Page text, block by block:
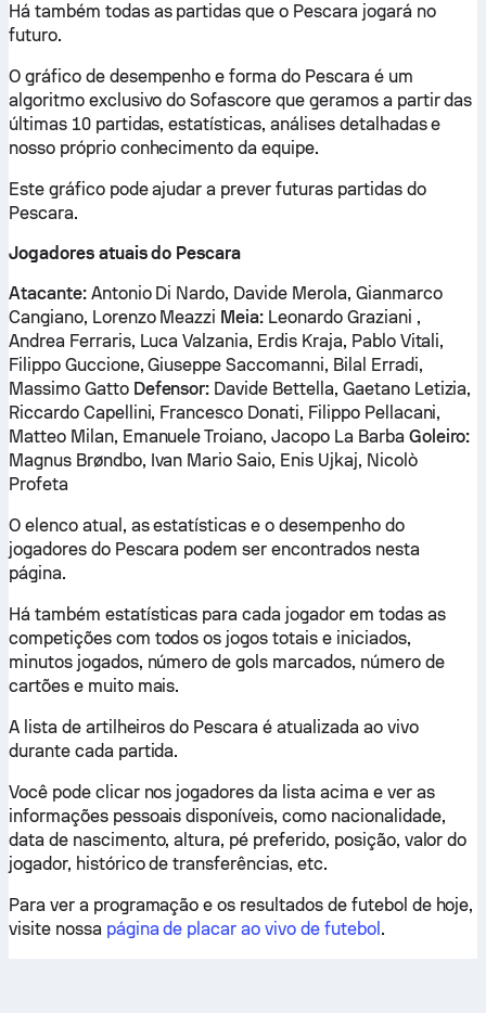
Há também todas as partidas que o Pescara jogará no
futuro.
O gráfico de desempenho e forma do Pescara é um
algoritmo exclusivo do Sofascore que geramos a partir das
últimas 10 partidas, estatísticas, análises detalhadas e
nosso próprio conhecimento da equipe.
Este gráfico pode ajudar a prever futuras partidas do
Pescara.
Jogadores atuais do Pescara
Atacante:Antonio Di Nardo, Davide Merola, Gianmarco
Cangiano, Lorenzo Meazzi Meia: Leonardo Graziani ,
Andrea Ferraris, Luca Valzania, Erdis Kraja, Pablo Vitali,
Filippo Guccione, Giuseppe Saccomanni, Bilal Erradi,
Massimo Gatto Defensor: Davide Bettella, Gaetano Letizia,
Riccardo Capellini, Francesco Donati, Filippo Pellacani,
Matteo Milan, Emanuele Troiano, Jacopo La Barba Goleiro:
Magnus Brøndbo, Ivan Mario Saio, Enis Ujkaj, Nicolò
Profeta
O elenco atual, as estatísticas e o desempenho do
jogadores do Pescara podem ser encontrados nesta
página.
Há também estatísticas para cada jogador em todas as
competições com todos os jogos totais e iniciados,
minutos jogados, número de gols marcados, número de
cartões e muito mais.
A lista de artilheiros do Pescara é atualizada ao vivo
durante cada partida.
Você pode clicar nos jogadores da lista acima e ver as
informações pessoais disponíveis, como nacionalidade,
data de nascimento, altura, pé preferido, posição, valor do
jogador, histórico de transferências, etc.
Para ver a programação e os resultados de futebol de hoje,
visite nossa página de placar ao vivo de futebol .